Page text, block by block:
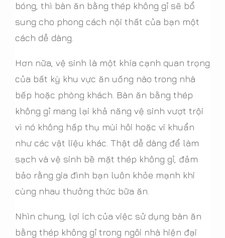
bóng, thì bàn ăn bằng thép không gỉ sẽ bổ
sung cho phong cách nội thất của bạn một
cách dễ dàng.
Hơn nữa, vệ sinh là một khía cạnh quan trọng
của bất kỳ khu vực ăn uống nào trong nhà
bếp hoặc phòng khách. Bàn ăn bằng thép
không gỉ mang lại khả năng vệ sinh vượt trội
vì nó không hấp thụ mùi hôi hoặc vi khuẩn
như các vật liệu khác. Thật dễ dàng để làm
sạch và vệ sinh bề mặt thép không gỉ, đảm
bảo rằng gia đình bạn luôn khỏe mạnh khi
cùng nhau thưởng thức bữa ăn.
Nhìn chung, lợi ích của việc sử dụng bàn ăn
bằng thép không gỉ trong ngôi nhà hiện đại